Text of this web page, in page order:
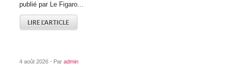
publié par Le Figaro...
LIRE L'ARTICLE
4 août 2026 - Paradmin